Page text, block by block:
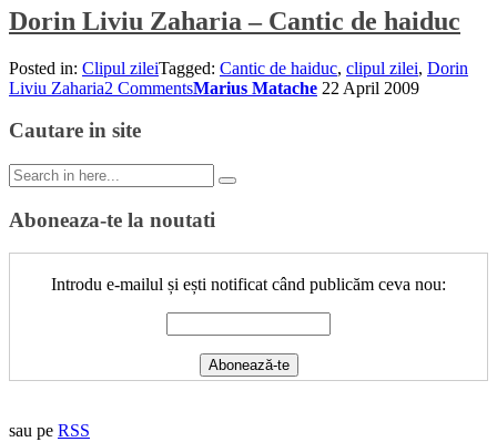
Dorin Liviu Zaharia – Cantic de haiduc
Posted in: Clipul zileiTagged: Cantic de haiduc, clipul zilei, Dorin
Liviu Zaharia2 CommentsMarius Matache 22 April 2009
Cautare in site
Search
for:
Aboneaza-te la noutati
Introdu e-mailul și ești notificat când publicăm ceva nou:
sau pe RSS